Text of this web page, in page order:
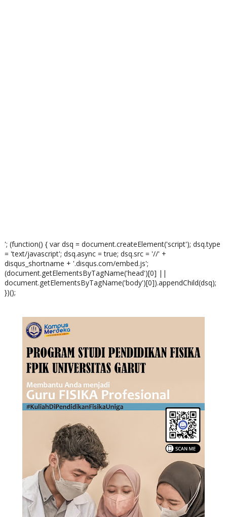
'; (function() { var dsq = document.createElement('script'); dsq.type
= 'text/javascript'; dsq.async = true; dsq.src = '//' +
disqus_shortname + '.disqus.com/embed.js';
(document.getElementsByTagName('head')[0] ||
document.getElementsByTagName('body')[0]).appendChild(dsq);
})();